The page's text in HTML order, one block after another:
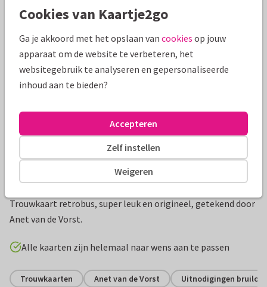
Mooie extra's bij je kaart
Productinformatie
Trouwkaart retrobus, super leuk en origineel, getekend door
Anet van de Vorst.
Alle kaarten zijn helemaal naar wens aan te passen
Trouwkaarten Anet van de Vorst Uitnodigingen bruiloft
Cookies van Kaartje2go
Ga je akkoord met het opslaan van cookies op jouw
apparaat om de website te verbeteren, het
websitegebruik te analyseren en gepersonaliseerde
inhoud aan te bieden?
Weigeren
Zelf instellen
Accepteren